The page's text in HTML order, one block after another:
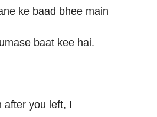
ke baad bhee main
baat kee hai.
after you left, I